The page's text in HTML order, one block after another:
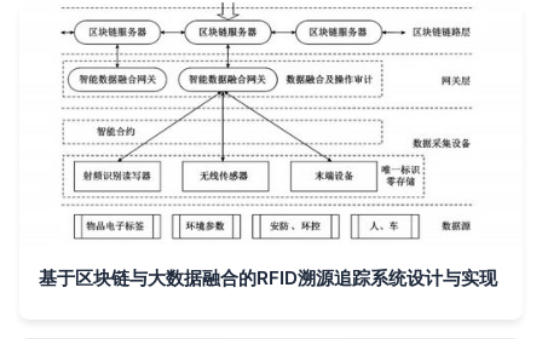
基于区块链与大数据融合的RFID溯源追踪系统设计与实现